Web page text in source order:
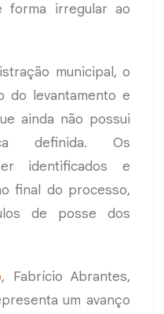
forma irregular ao
municipal, o
do levantamento e
ainda não possui
definida. Os
identificados e
final do processo,
de posse dos
, Fabrício Abrantes,
um avanço